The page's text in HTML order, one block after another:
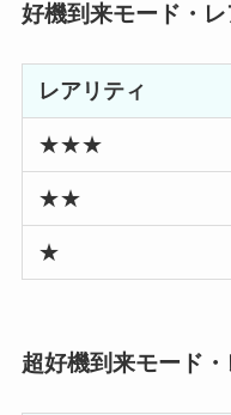
好機到来モード・
レアリティ
★★★
★★
★
超好機到来モード